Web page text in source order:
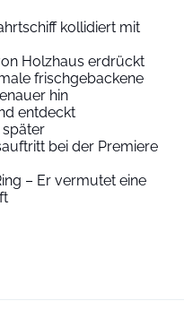
kollidiert mit
Holzhaus erdrückt
frischgebackene
hin
entdeckt
später
bei der Premiere
– Er vermutet eine